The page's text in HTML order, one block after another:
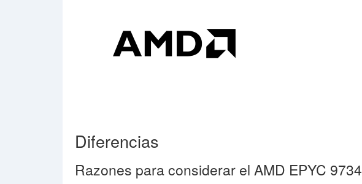
Diferencias
Razones para considerar el AMD EPYC 9734